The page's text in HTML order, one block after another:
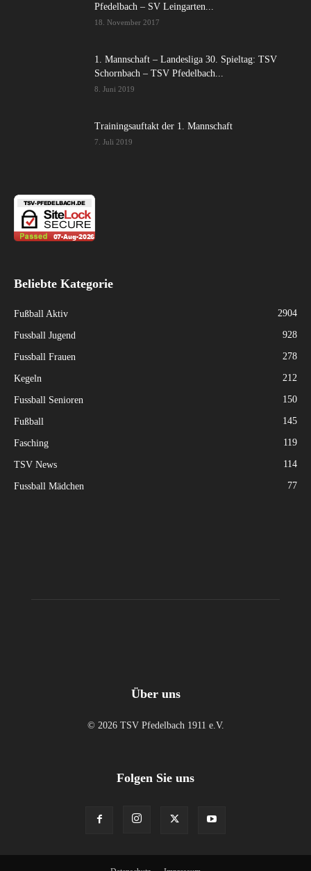
Pfedelbach – SV Leingarten...
18. November 2017
1. Mannschaft – Landesliga 30. Spieltag: TSV
Schornbach – TSV Pfedelbach...
8. Juni 2019
Trainingsauftakt der 1. Mannschaft
7. Juli 2019
Beliebte Kategorie
Fußball Aktiv 2904
Fussball Jugend 928
Fussball Frauen 278
Kegeln 212
Fussball Senioren 150
Fußball 145
Fasching 119
TSV News 114
Fussball Mädchen 77
Über uns
© 2026 TSV Pfedelbach 1911 e.V.
Folgen Sie uns